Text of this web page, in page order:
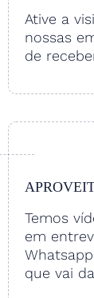
Ative a
nossas
de
Temos
em
que vai